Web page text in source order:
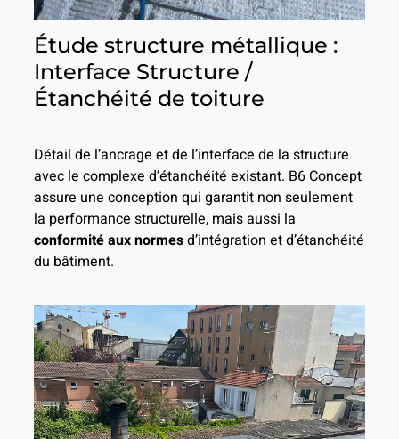
Étude structure métallique :
Interface Structure /
Étanchéité de toiture
Détail de l’ancrage et de l’interface de la structure
avec le complexe d’étanchéité existant. B6 Concept
assure une conception qui garantit non seulement
la performance structurelle, mais aussi la
conformité aux normesd’intégration et d’étanchéité
du bâtiment.